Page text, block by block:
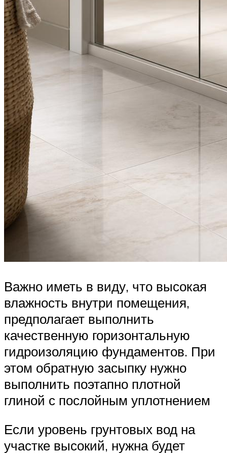
Важно иметь в виду, что высокая
влажность внутри помещения,
предполагает выполнить
качественную горизонтальную
гидроизоляцию фундаментов. При
этом обратную засыпку нужно
выполнить поэтапно плотной
глиной с послойным уплотнением
Если уровень грунтовых вод на
участке высокий, нужна будет